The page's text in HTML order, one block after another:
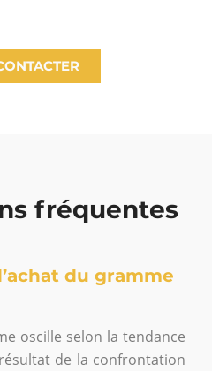
fréquentes
du gramme
oscille selon la tendance
de la confrontation